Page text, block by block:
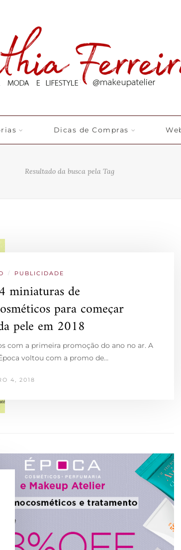
Dicas de Compras
Resultado da busca pela Tag
/ PUBLICIDADE
miniaturas de
para começar
pele em 2018
com a primeira promoção do ano no ar. A
voltou com a promo de…
4, 2018